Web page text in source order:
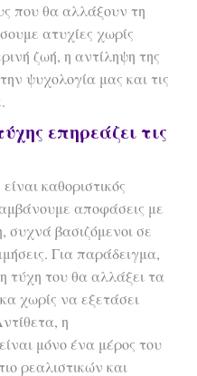
που θα αλλάξουν τη
ατυχίες χωρίς
ζωή, η αντίληψη της
ψυχολογία μας και τις
επηρεάζει τις
καθοριστικός
αποφάσεις με
συχνά βασιζόμενοι σε
Για παράδειγμα,
τύχη του θα αλλάξει τα
χωρίς να εξετάσει
η
μόνο ένα μέρος του
ρεαλιστικών και